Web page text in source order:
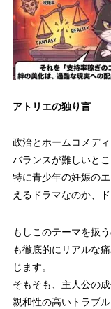
アトリエの独り言
政治とホームコメデ
バランスが難しいとこ
特に青少年の妊娠の
えるドラマなのか、
もしこのテーマを扱
も徹底的にリアルな
じます。
そもそも、主人公の
親和性の高いトラブ